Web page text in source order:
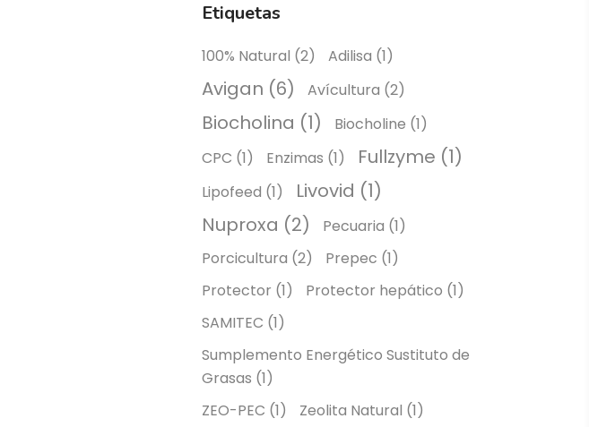
Etiquetas
100% Natural (2) Adilisa (1)
Avigan (6) Avícultura (2)
Biocholina (1) Biocholine (1)
CPC (1) Enzimas (1) Fullzyme (1)
Lipofeed (1) Livovid (1)
Nuproxa (2) Pecuaria (1)
Porcicultura (2) Prepec (1)
Protector (1) Protector hepático (1)
SAMITEC (1)
Sumplemento Energético Sustituto de
Grasas (1)
ZEO-PEC (1) Zeolita Natural (1)